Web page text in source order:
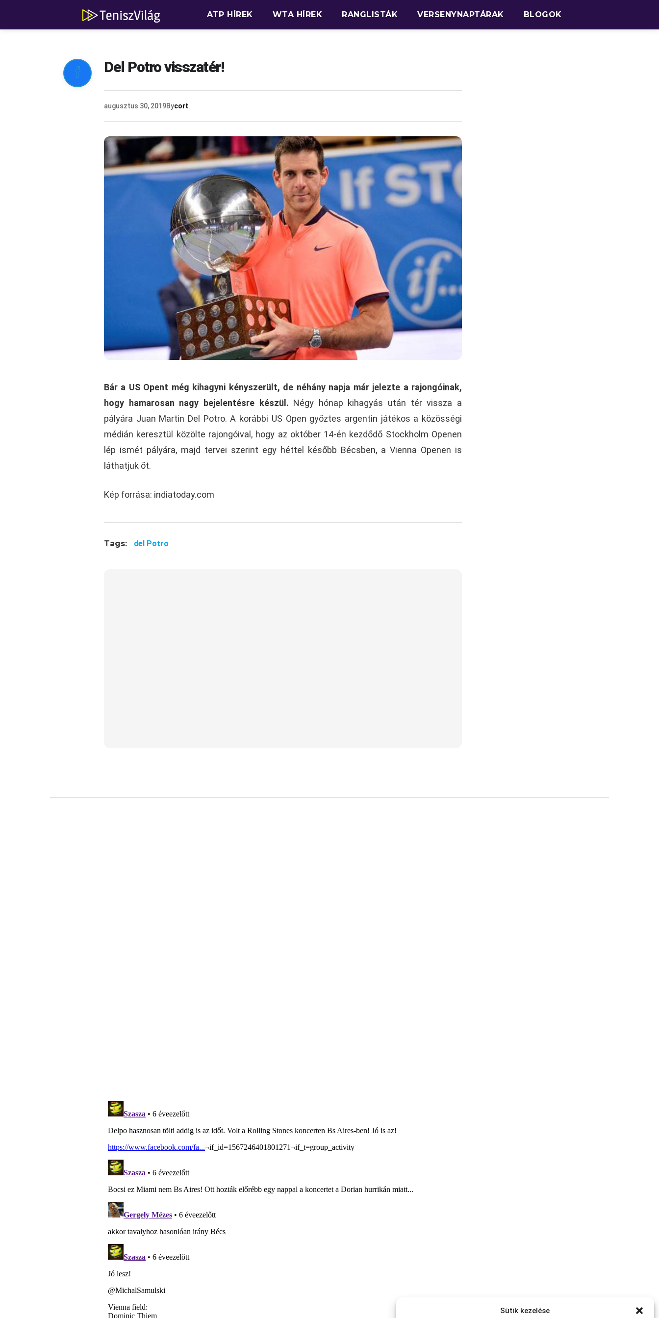
Sütik kezelése
ATP HÍREK WTA HÍREK RANGLISTÁK VERSENYNAPTÁRAK BLOGOK
 Del Potro visszatér!
augusztus 30, 2019Bycort
Bár a US Opent még kihagyni kényszerült, de néhány napja már jelezte a rajongóinak,
hogy hamarosan nagy bejelentésre készül. Négy hónap kihagyás után tér vissza a
pályára Juan Martin Del Potro. A korábbi US Open győztes argentin játékos a közösségi
médián keresztül közölte rajongóival, hogy az október 14-én kezdődő Stockholm Openen
lép ismét pályára, majd tervei szerint egy héttel később Bécsben, a Vienna Openen is
láthatjuk őt.
Kép forrása: indiatoday.com
Tags: del Potro